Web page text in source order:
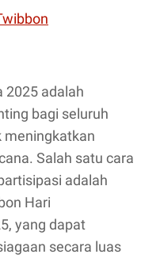
2025 adalah
bagi seluruh
meningkatkan
Salah satu cara
adalah
Hari
yang dapat
secara luas